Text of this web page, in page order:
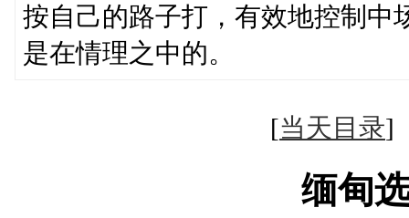
按自己的路子打，有效地控制中
是在情理之中的。
[当天目录
缅甸